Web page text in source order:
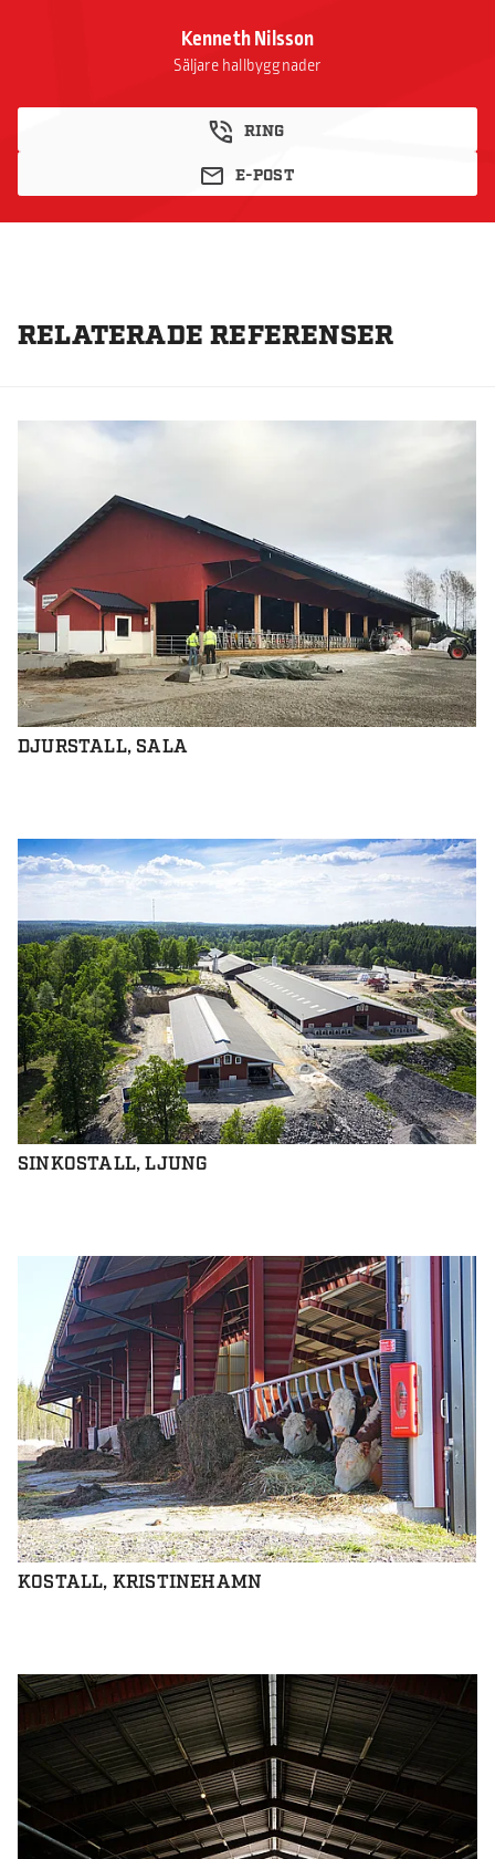
Kenneth Nilsson
Säljare hallbyggnader
RING
E-POST
RELATERADE REFERENSER
DJURSTALL, SALA
SINKOSTALL, LJUNG
KOSTALL, KRISTINEHAMN